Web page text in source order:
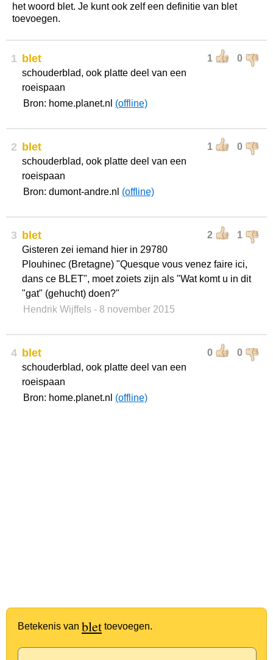
het woord blet. Je kunt ook zelf een definitie van blet
toevoegen.
1 1 0
blet
schouderblad, ook platte deel van een
roeispaan
Bron: home.planet.nl (offline)
2 1 0
blet
schouderblad, ook platte deel van een
roeispaan
Bron: dumont-andre.nl (offline)
3 2 1
blet
Gisteren zei iemand hier in 29780
Plouhinec (Bretagne) "Quesque vous venez faire ici,
dans ce BLET", moet zoiets zijn als "Wat komt u in dit
"gat" (gehucht) doen?"
Hendrik Wijffels - 8 november 2015
4 0 0
blet
schouderblad, ook platte deel van een
roeispaan
Bron: home.planet.nl (offline)
Betekenis van blet toevoegen.